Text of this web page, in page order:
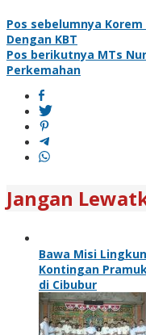
Pos sebelumnya Korem
Dengan KBT
Pos berikutnya MTs
Perkemahan
Jangan
Bawa Misi
Kontingan
di Cibubur